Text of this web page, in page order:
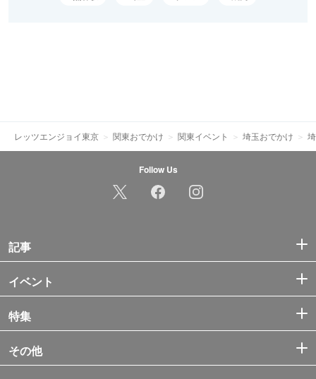
レッツエンジョイ東京 関東おでかけ 関東イベント 埼玉おでかけ
Follow Us
記事
イベント
特集
その他